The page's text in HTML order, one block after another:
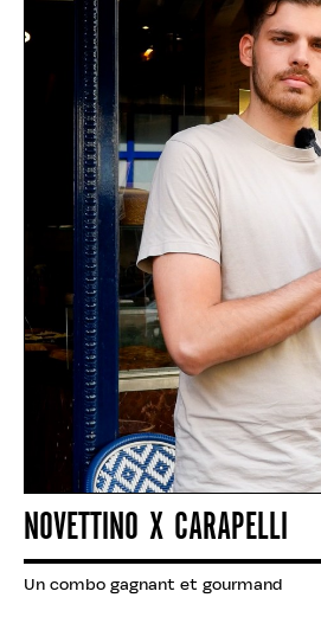
NOVETTINO X CARAPELLI
Un combo gagnant et gourmand